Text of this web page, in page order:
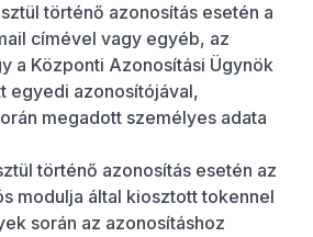
történő azonosítás esetén a
címével vagy egyéb, az
a Központi Azonosítási Ügynök
egyedi azonosítójával,
megadott személyes adata
történő azonosítás esetén az
modulja által kiosztott tokennel
során az azonosításhoz